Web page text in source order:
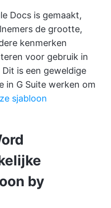
Docs is gemaakt,
de grootte,
kenmerken
voor gebruik in
is een geweldige
in G Suite werken om
sjabloon
by